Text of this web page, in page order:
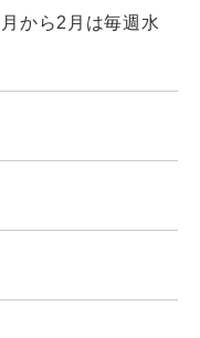
から2月は毎週水